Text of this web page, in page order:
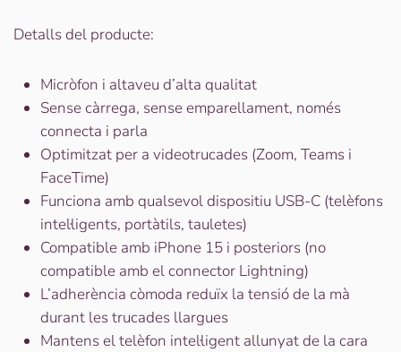
Detalls del producte:
Micròfon i altaveu d’alta qualitat
Sense càrrega, sense emparellament, només
connecta i parla
Optimitzat per a videotrucades (Zoom, Teams i
FaceTime)
Funciona amb qualsevol dispositiu USB-C (telèfons
intel·ligents, portàtils, tauletes)
Compatible amb iPhone 15 i posteriors (no
compatible amb el connector Lightning)
L’adherència còmoda reduïx la tensió de la mà
durant les trucades llargues
Mantens el telèfon intel·ligent allunyat de la cara